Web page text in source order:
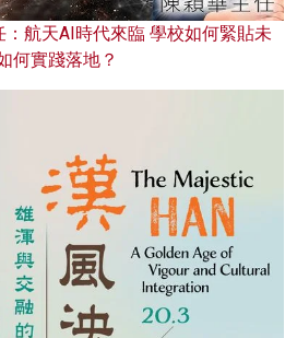
航天AI時代來臨 學校如何緊貼未
何實踐落地？